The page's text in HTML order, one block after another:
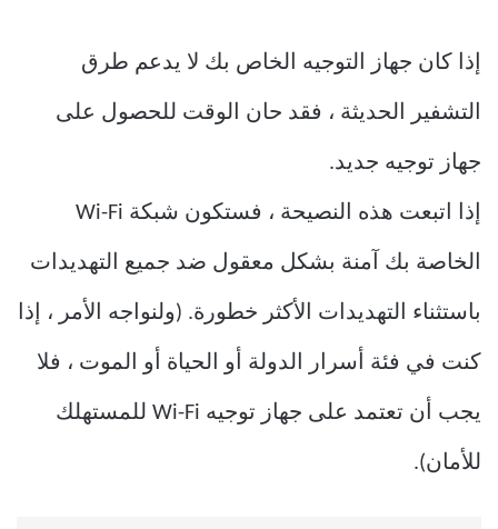
إذا كان جهاز التوجيه الخاص بك لا يدعم طرق
التشفير الحديثة ، فقد حان الوقت للحصول على
جهاز توجيه جديد.
إذا اتبعت هذه النصيحة ، فستكون شبكة Wi-Fi
الخاصة بك آمنة بشكل معقول ضد جميع التهديدات
باستثناء التهديدات الأكثر خطورة. (ولنواجه الأمر ، إذا
كنت في فئة أسرار الدولة أو الحياة أو الموت ، فلا
يجب أن تعتمد على جهاز توجيه Wi-Fi للمستهلك
للأمان).